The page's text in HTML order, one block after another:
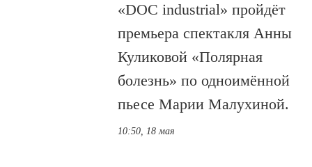
«DOC industrial» пройдёт
премьера спектакля Анны
Куликовой «Полярная
болезнь» по одноимённой
пьесе Марии Малухиной.
10:50, 18 мая